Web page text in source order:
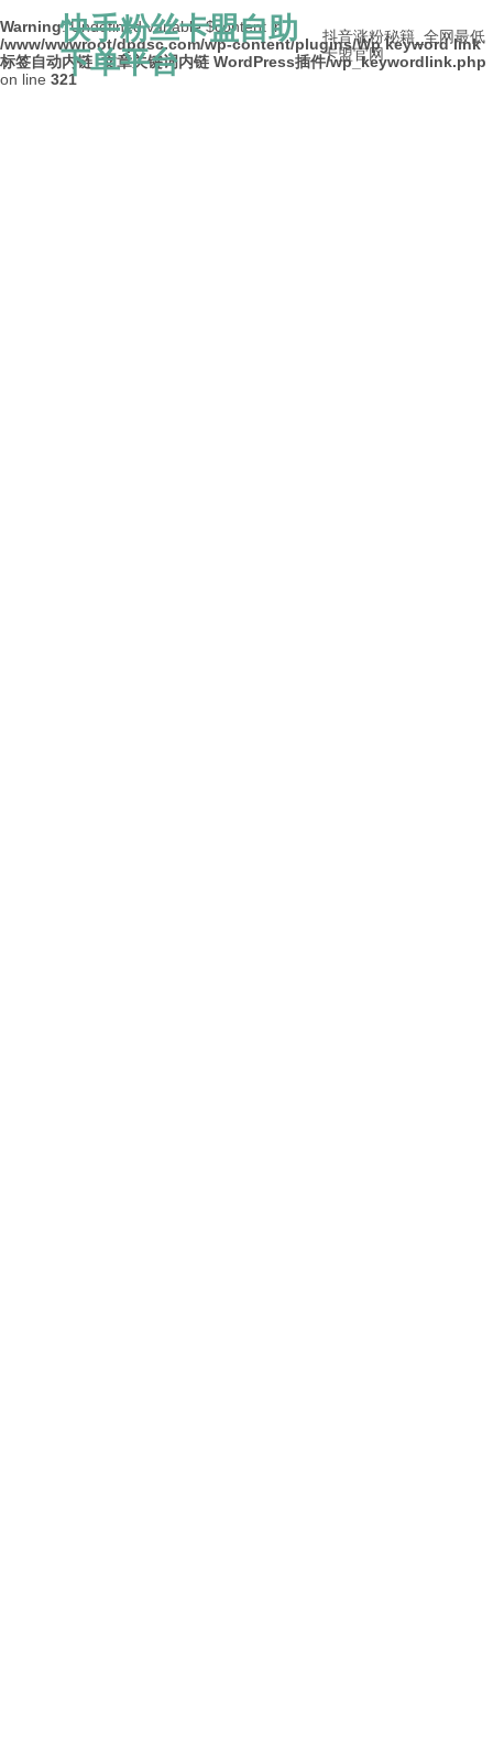
Warning: Undefined variable $content in
/www/wwwroot/dpdsc.com/wp-content/plugins/Wp keyword link
标签自动内链_文章关键词内链 WordPress插件/wp_keywordlink.php
on line 321
快手粉丝卡盟自助
下单平台
抖音涨粉秘籍_全网最低
卡盟官网